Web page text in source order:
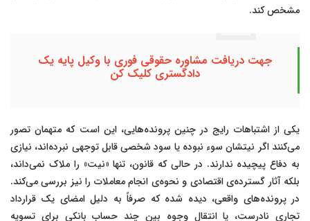
مشخص کند.
جهت دریافت مشاوره حقوقی فوری با وکیل پایه یک
دادگستری کلیک کن
یکی از اشتباهات رایج در چنین پرونده‌هایی، این است که متهمان تصور
می‌کنند اگر نیتشان سوء نبوده یا سود شخصی قابل توجهی نبرده‌اند، نیازی
به دفاع پیچیده ندارند. در حالی که قانون، تنها «نیت» را ملاک نمی‌داند،
بلکه آثار گسترده‌ی اقتصادی و نحوه‌ی انجام معاملات را نیز بررسی می‌کند.
در پرونده‌های واقعی، دیده شده که صرفاً به دلیل امضای یک قرارداد
تجاری نادرست، یا انتقال وجوه بین چند حساب بانکی برای تسویه